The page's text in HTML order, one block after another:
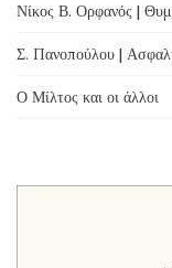
Νίκος Β. Ορφανός |
Σ. Πανοπούλου |
Ο Μίλτος και οι άλλοι